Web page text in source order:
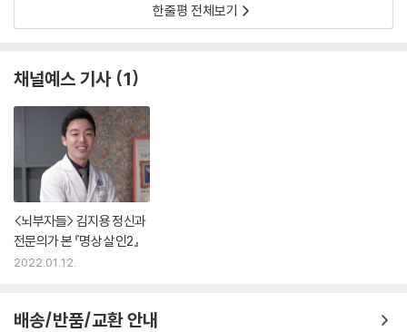
한줄평 전체보기
채널예스 기사 1
<뇌부자들> 김지용 정신과
전문의가 본 『명상 살인2』
2022.01.12.
배송/반품/교환 안내